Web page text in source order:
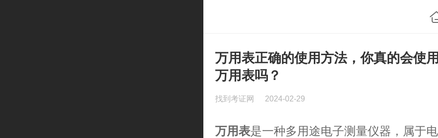
万用表正确的使用方法，你真的会使
万用表吗？
找到考证网 2024-02-29
万用表是一种多用途电子测量仪器，属于电